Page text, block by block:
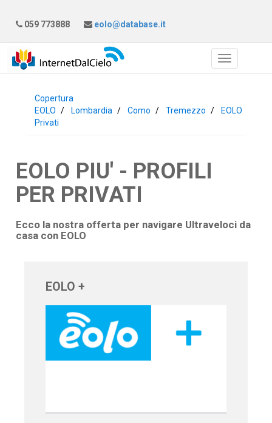
059 773888 eolo@database.it
Copertura
EOLO
Lombardia Como Tremezzo
EOLO
Privati
EOLO PIU' - PROFILI
PER PRIVATI
Ecco la nostra offerta per navigare Ultraveloci da
casa con EOLO
EOLO +